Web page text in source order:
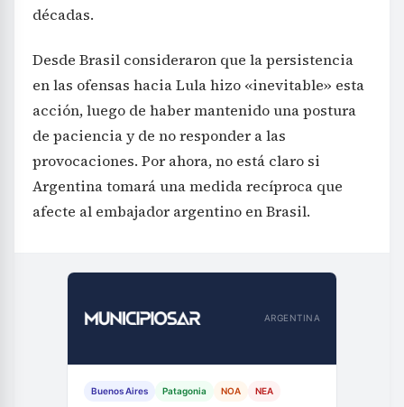
décadas.
Desde Brasil consideraron que la persistencia
en las ofensas hacia Lula hizo «inevitable» esta
acción, luego de haber mantenido una postura
de paciencia y de no responder a las
provocaciones. Por ahora, no está claro si
Argentina tomará una medida recíproca que
afecte al embajador argentino en Brasil.
ARGENTINA
Buenos Aires Patagonia NOA NEA